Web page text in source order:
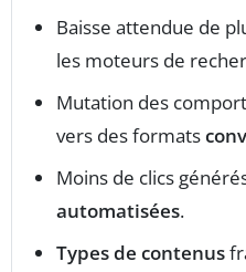
Baisse attendue de
les moteurs de
Mutation des
vers des formats
Moins de clics
automatisées.
Types de contenus